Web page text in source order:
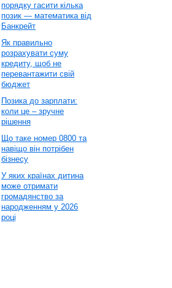
порядку гасити кілька
позик — математика від
Банкрейт
Як правильно
розрахувати суму
кредиту, щоб не
перевантажити свій
бюджет
Позика до зарплати:
коли це – зручне
рішення
Що таке номер 0800 та
навіщо він потрібен
бізнесу
У яких країнах дитина
може отримати
громадянство за
народженням у 2026
році